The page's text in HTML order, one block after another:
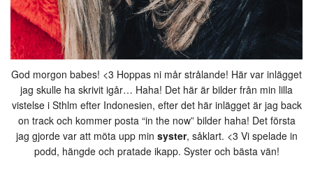
God morgon babes! <3 Hoppas ni mår strålande! Här var inlägget
jag skulle ha skrivit igår… Haha! Det här är bilder från min lilla
vistelse i Sthlm efter Indonesien, efter det här inlägget är jag back
on track och kommer posta “in the now” bilder haha! Det första
jag gjorde var att möta upp min syster, såklart. <3 Vi spelade in
podd, hängde och pratade ikapp. Syster och bästa vän!